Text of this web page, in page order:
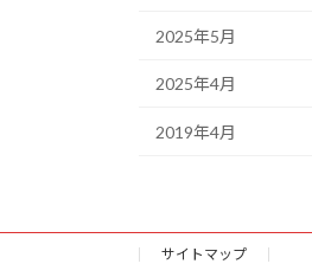
2025年5月
2025年4月
2019年4月
サイトマップ